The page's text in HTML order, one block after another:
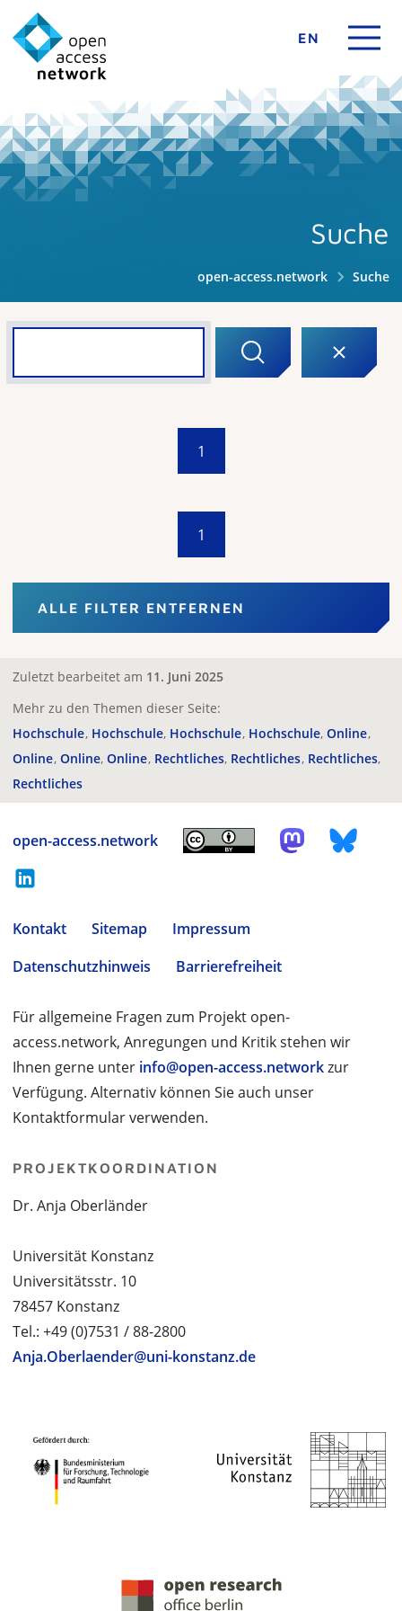
EN
Suche
open-access.network Suche
1
1
ALLE FILTER ENTFERNEN
Zuletzt bearbeitet am 11. Juni 2025
Mehr zu den Themen dieser Seite:
Hochschule Hochschule Hochschule Hochschule Online
Online Online Online Rechtliches Rechtliches Rechtliches
Rechtliches
open-access.network
Kontakt Sitemap
Impressum
Datenschutzhinweis
Barrierefreiheit
Für allgemeine Fragen zum Projekt open-
access.network, Anregungen und Kritik stehen wir
Ihnen gerne unter info@open-access.networkzur
Verfügung. Alternativ können Sie auch unser
Kontaktformular verwenden.
PROJEKTKOORDINATION
Dr. Anja Oberländer
Universität Konstanz
Universitätsstr. 10
78457 Konstanz
Tel.: +49 (0)7531 / 88-2800
Anja.Oberlaender@uni-konstanz.de